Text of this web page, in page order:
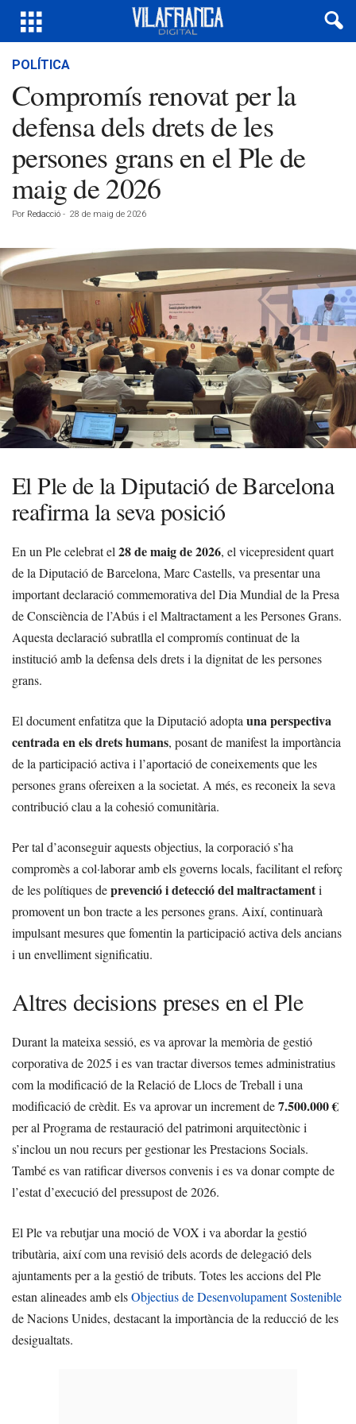
POLÍTICA
Compromís renovat per la
defensa dels drets de les
persones grans en el Ple de
maig de 2026
Por Redacció - 28 de maig de 2026
El Ple de la Diputació de Barcelona
reafirma la seva posició
En un Ple celebrat el 28 de maig de 2026, el vicepresident quart
de la Diputació de Barcelona, Marc Castells, va presentar una
important declaració commemorativa del Dia Mundial de la Presa
de Consciència de l’Abús i el Maltractament a les Persones Grans.
Aquesta declaració subratlla el compromís continuat de la
institució amb la defensa dels drets i la dignitat de les persones
grans.
El document enfatitza que la Diputació adopta una perspectiva
centrada en els drets humans, posant de manifest la importància
de la participació activa i l’aportació de coneixements que les
persones grans ofereixen a la societat. A més, es reconeix la seva
contribució clau a la cohesió comunitària.
Per tal d’aconseguir aquests objectius, la corporació s’ha
compromès a col·laborar amb els governs locals, facilitant el reforç
de les polítiques deprevenció i detecció del maltractamenti
promovent un bon tracte a les persones grans. Així, continuarà
impulsant mesures que fomentin la participació activa dels ancians
i un envelliment significatiu.
Altres decisions preses en el Ple
Durant la mateixa sessió, es va aprovar la memòria de gestió
corporativa de 2025 i es van tractar diversos temes administratius
com la modificació de la Relació de Llocs de Treball i una
modificació de crèdit. Es va aprovar un increment de7.500.000 €
per al Programa de restauració del patrimoni arquitectònic i
s’inclou un nou recurs per gestionar les Prestacions Socials.
També es van ratificar diversos convenis i es va donar compte de
l’estat d’execució del pressupost de 2026.
El Ple va rebutjar una moció de VOX i va abordar la gestió
tributària, així com una revisió dels acords de delegació dels
ajuntaments per a la gestió de tributs. Totes les accions del Ple
estan alineades amb elsObjectius de Desenvolupament Sostenible
de Nacions Unides, destacant la importància de la reducció de les
desigualtats.